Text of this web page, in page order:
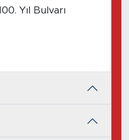
Yıl Bulvarı